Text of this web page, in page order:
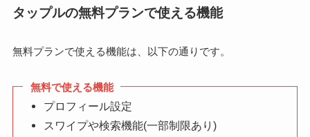
タップルの無料プランで使える機能
無料プランで使える機能は、以下の通りです。
無料で使える機能
プロフィール設定
スワイプや検索機能(一部制限あり)